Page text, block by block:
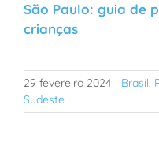
São Paulo: guia de
crianças
29 fevereiro 2024 | Brasil,
Sudeste